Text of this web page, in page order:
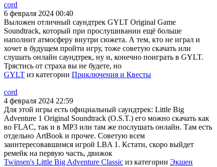
cord
6 февраля 2024 00:40
Выложен отличный саундтрек GYLT Original Game
Soundtrack, который при прослушивании ещё больше
наполнит атмосферу внутри сюжета. А тем, кто не играл и
хочет в будущем пройти игру, тоже советую скачать или
слушать онлайн саундтрек, ну и, конечно поиграть в GYLT.
Трястись от страха вы не будете, но
GYLT из категории Приключения и Квесты
cord
4 февраля 2024 22:59
Для этой игры есть официальный саундтрек: Little Big
Adventure 1 Original Soundtrack (O.S.T.) его можно скачать как
во FLAC, так и в MP3 или там же послушать онлайн. Там есть
отдельно ArtBook и прочее. Советую всем
заинтересовавшимся игрой LBA 1. Кстати, скоро выйдет
ремейк на первую часть, движок
Twinsen's Little Big Adventure Classic из категории Экшен